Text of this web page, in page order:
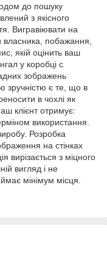
до пошуку
з якісного
Вигравіювати на
власника, побажання,
якій оцінить ваш
у коробці с
зображень
зручністю є те, що в
в чохлі як
клієнт отримує:
використання.
Розробка
на стінках
вирізається з міцного
вигляд і не
мінімум місця.